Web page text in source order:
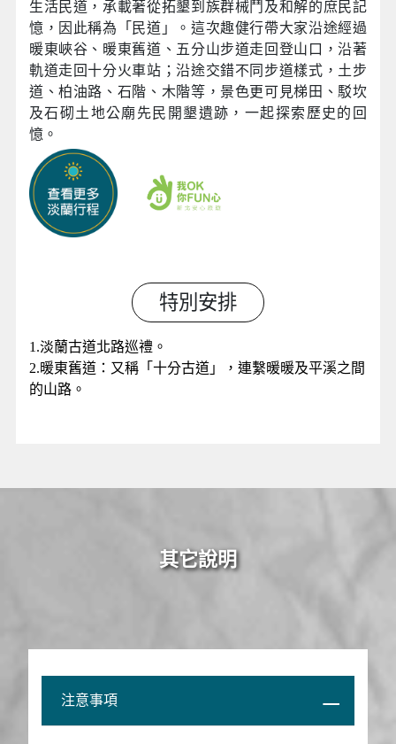
生活民道，承載著從拓墾到族群械鬥及和解的庶民記
憶，因此稱為「民道」。 這次趣健行帶大家沿途經過
暖東峽谷、暖東舊道、五分山步道走回登山口，沿著
軌道走回十分火車站；沿途交錯不同步道樣式，土步
道、柏油路、石階、木階等，景色更可見梯田、駁坎
及石砌土地公廟先民開墾遺跡，一起探索歷史的回
憶。
特別安排
1.淡蘭古道北路巡禮。
2.暖東舊道：又稱「十分古道」，連繫暖暖及平溪之間
的山路。
其它說明
注意事項